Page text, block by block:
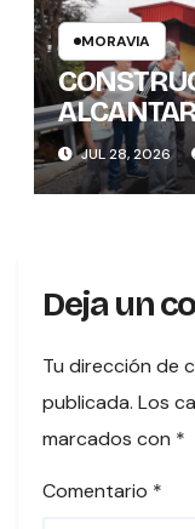
MORAVIA
CARMEN
JUL 28, 2026
Deja un
Tu dirección de
publicada. Los
marcados con *
Comentario *